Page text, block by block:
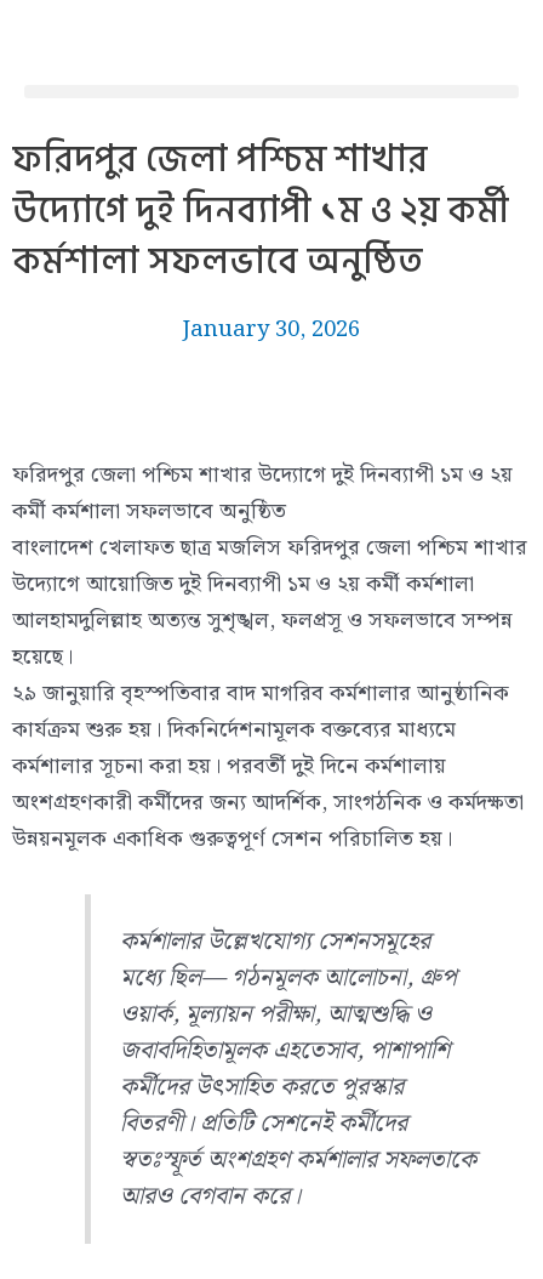
ফরিদপুর জেলা পশ্চিম শাখার
উদ্যোগে দুই দিনব্যাপী ১ম ও ২য় কর্মী
কর্মশালা সফলভাবে অনুষ্ঠিত
January 30, 2026
ফরিদপুর জেলা পশ্চিম শাখার উদ্যোগে দুই দিনব্যাপী ১ম ও ২য়
কর্মী কর্মশালা সফলভাবে অনুষ্ঠিত
বাংলাদেশ খেলাফত ছাত্র মজলিস ফরিদপুর জেলা পশ্চিম শাখার
উদ্যোগে আয়োজিত দুই দিনব্যাপী ১ম ও ২য় কর্মী কর্মশালা
আলহামদুলিল্লাহ অত্যন্ত সুশৃঙ্খল, ফলপ্রসূ ও সফলভাবে সম্পন্ন
হয়েছে।
২৯ জানুয়ারি বৃহস্পতিবার বাদ মাগরিব কর্মশালার আনুষ্ঠানিক
কার্যক্রম শুরু হয়। দিকনির্দেশনামূলক বক্তব্যের মাধ্যমে
কর্মশালার সূচনা করা হয়। পরবর্তী দুই দিনে কর্মশালায়
অংশগ্রহণকারী কর্মীদের জন্য আদর্শিক, সাংগঠনিক ও কর্মদক্ষতা
উন্নয়নমূলক একাধিক গুরুত্বপূর্ণ সেশন পরিচালিত হয়।
কর্মশালার উল্লেখযোগ্য সেশনসমূহের
মধ্যে ছিল— গঠনমূলক আলোচনা, গ্রুপ
ওয়ার্ক, মূল্যায়ন পরীক্ষা, আত্মশুদ্ধি ও
জবাবদিহিতামূলক এহতেসাব, পাশাপাশি
কর্মীদের উৎসাহিত করতে পুরস্কার
বিতরণী। প্রতিটি সেশনেই কর্মীদের
স্বতঃস্ফূর্ত অংশগ্রহণ কর্মশালার সফলতাকে
আরও বেগবান করে।